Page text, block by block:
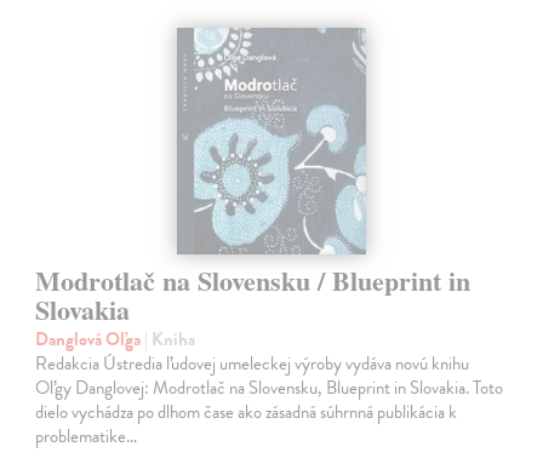
Modrotlač na Slovensku / Blueprint in
Slovakia
Danglová Oľga| Kniha
Redakcia Ústredia ľudovej umeleckej výroby vydáva novú knihu
Oľgy Danglovej: Modrotlač na Slovensku, Blueprint in Slovakia. Toto
dielo vychádza po dlhom čase ako zásadná súhrnná publikácia k
problematike…